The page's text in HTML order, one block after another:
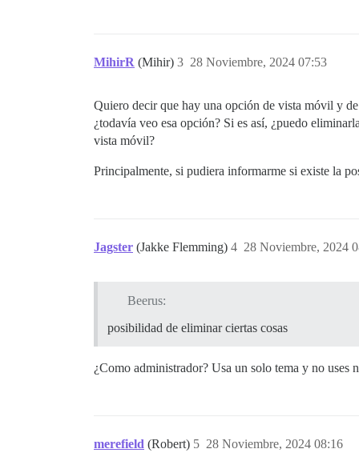
MihirR (Mihir) 28 Noviembre, 2024 07:53
3
Quiero decir que hay una opción de vista móvil y
¿todavía veo esa opción? Si es así, ¿puedo
vista móvil?
Principalmente, si pudiera informarme si existe la
Jagster (Jakke Flemming) 28 Noviembre, 2024
4
Beerus:
posibilidad de eliminar ciertas cosas
¿Como administrador? Usa un solo tema y no uses
merefield (Robert) 28 Noviembre, 2024 08:16
5